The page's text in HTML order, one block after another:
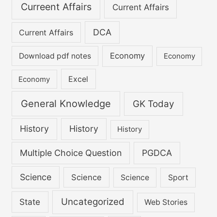
Curreent Affairs Current Affairs
Current Affairs DCA
Download pdf notes Economy Economy
Economy Excel
General Knowledge GK Today
History History History
Multiple Choice Question PGDCA
Science Science Science Sport
State Uncategorized Web Stories